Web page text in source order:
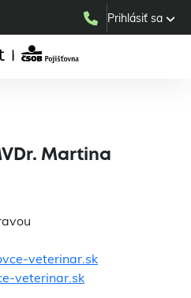
Prihlásiť sa
Martina
veterinar.sk
veterinar.sk